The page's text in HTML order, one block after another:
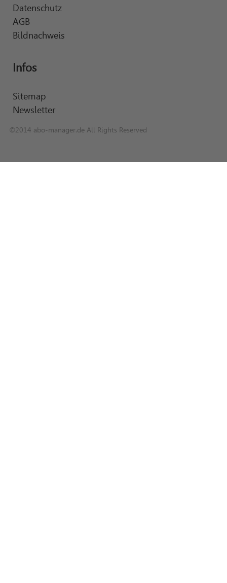
Datenschutz
AGB
Bildnachweis
Infos
Sitemap
Newsletter
©2014 abo-manager.de All Rights Reserved